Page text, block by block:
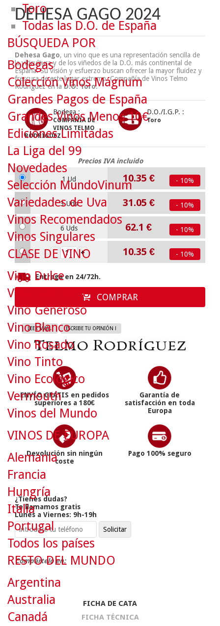
DEHESA GAGO 2024
Dehesa Gago, un vino que es una representación sencilla de
la viticultura y de los viñedos de la D.O. más continental de
España. Su visión y esfuerzo buscan ofrecer la mayor fluidez y
frescura de este lugar extremo. Compañía de Vinos Telmo
Rodríguez en la D.O. Toro.
Bodega :
COMPAÑÍA DE
VINOS TELMO
RODRÍGUEZ
D.O./I.G.P. :
Toro
Precios IVA incluido
1 Ud 10.35 € - 10%
3 Uds 31.05 € - 10%
6 Uds 62.1 € - 10%
10.35 € - 10%
Entrega en 24/72h.
COMPRAR
LEER MAS... ESCRIBE TU OPINIÓN !
ENVÍO GRATIS en pedidos
superiores a 180€
Garantía de
satisfacción en toda
Europa
Devolución sin ningún
coste
Pago 100% seguro
¿Tienes dudas?
Te llamamos gratis
Lunes a Viernes: 9h-19h
Compártelo en:
FICHA DE CATA
FICHA TÉCNICA
Toro
Todas las D.O. de España
BÚSQUEDA POR
Bodegas
Colección Vinos Mágnum
Grandes Pagos de España
Grandes Vinos Menos 10€
Ediciones Limitadas
La Liga del 99
Novedades
Selección MundoVinum
Variedades de Uva
Vinos Recomendados
Vinos Singulares
CLASE DE VINO
Vino Dulce
Vino Espumoso
Vino Generoso
Vino Blanco
Vino Rosado
Vino Tinto
Vino Ecológico
Vermouth
Vinos del Mundo
VINOS DE EUROPA
Alemania
Francia
Hungría
Italia
Portugal
Todos los países
RESTO DEL MUNDO
Argentina
Australia
Canadá